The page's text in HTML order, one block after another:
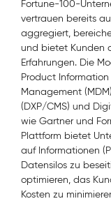
Fortune-100-
vertrauen bereits
aggregiert,
und bietet Kunden
Erfahrungen. Die
Product
Management
(DXP/CMS) und
wie Gartner und
Plattform bietet
auf Informationen
Datensilos zu
optimieren, das
Kosten zu